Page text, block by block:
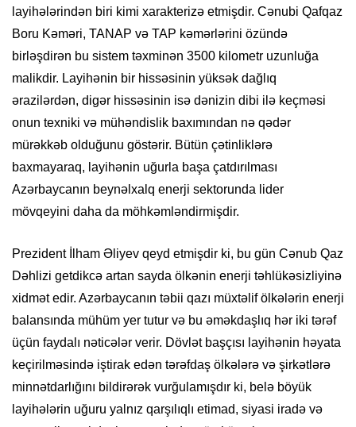
layihələrindən biri kimi xarakterizə etmişdir. Cənubi Qafqaz
Boru Kəməri, TANAP və TAP kəmərlərini özündə
birləşdirən bu sistem təxminən 3500 kilometr uzunluğa
malikdir. Layihənin bir hissəsinin yüksək dağlıq
ərazilərdən, digər hissəsinin isə dənizin dibi ilə keçməsi
onun texniki və mühəndislik baxımından nə qədər
mürəkkəb olduğunu göstərir. Bütün çətinliklərə
baxmayaraq, layihənin uğurla başa çatdırılması
Azərbaycanın beynəlxalq enerji sektorunda lider
mövqeyini daha da möhkəmləndirmişdir.
Prezident İlham Əliyev qeyd etmişdir ki, bu gün Cənub Qaz
Dəhlizi getdikcə artan sayda ölkənin enerji təhlükəsizliyinə
xidmət edir. Azərbaycanın təbii qazı müxtəlif ölkələrin enerji
balansında mühüm yer tutur və bu əməkdaşlıq hər iki tərəf
üçün faydalı nəticələr verir. Dövlət başçısı layihənin həyata
keçirilməsində iştirak edən tərəfdaş ölkələrə və şirkətlərə
minnətdarlığını bildirərək vurğulamışdır ki, belə böyük
layihələrin uğuru yalnız qarşılıqlı etimad, siyasi iradə və